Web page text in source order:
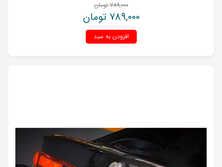
789,000 تومان
789,000 تومان
افزودن به سبد